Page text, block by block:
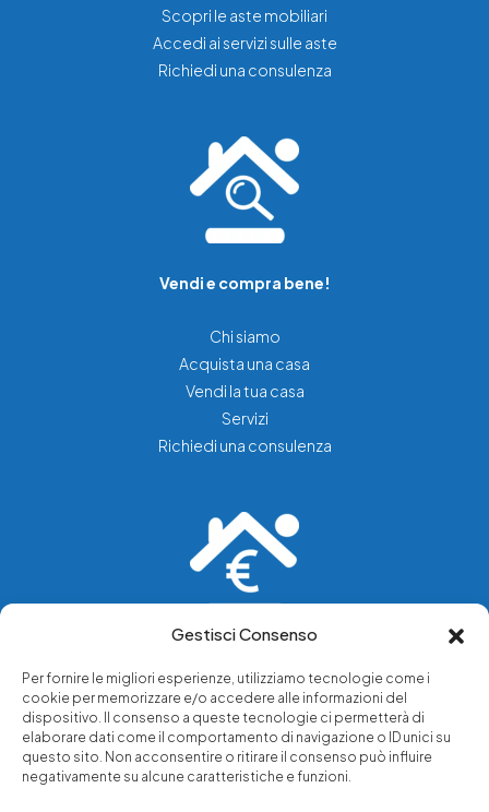
Gestisci Consenso
Per fornire le migliori esperienze, utilizziamo tecnologie come i
cookie per memorizzare e/o accedere alle informazioni del
dispositivo. Il consenso a queste tecnologie ci permetterà di
elaborare dati come il comportamento di navigazione o ID unici su
questo sito. Non acconsentire o ritirare il consenso può influire
negativamente su alcune caratteristiche e funzioni.
Scopri le aste mobiliari
Accedi ai servizi sulle aste
Richiedi una consulenza
Vendi e compra bene!
Chi siamo
Acquista una casa
Vendi la tua casa
Servizi
Richiedi una consulenza
Chi siamo
Servizi di tutela legale
Notizie e approfondimenti